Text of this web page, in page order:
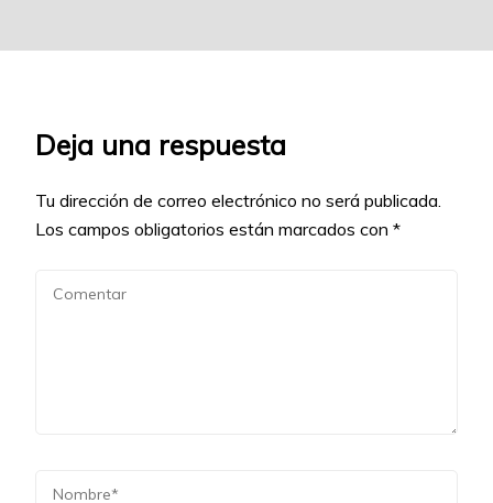
Deja una respuesta
Tu dirección de correo electrónico no será publicada.
Los campos obligatorios están marcados con *